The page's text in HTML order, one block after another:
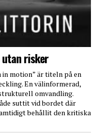
risker
in motion” är titeln på en
En välinformerad,
omvandling.
suttit vid bordet där
behållit den kritiska